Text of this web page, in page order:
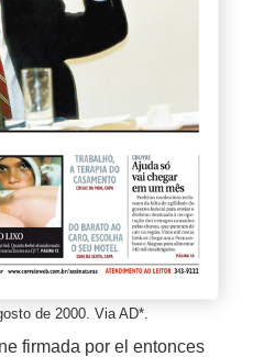
de 2000. Via AD*.
firmada por el entonces